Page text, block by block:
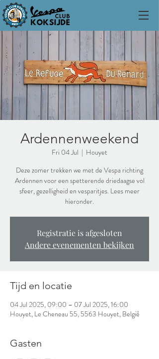
Ardennenweekend
Fri 04 Jul
  |
Houyet
Deze zomer trekken we met de Vespa richting
Ardennen voor een spetterende driedaagse vol
sfeer, gezelligheid en vesparitjes. Lees meer
hieronder.
Registratie is afgesloten
Andere evenementen bekijken
Tijd en locatie
04 Jul 2025, 09:00 – 07 Jul 2025, 16:00
Houyet, Le Cheneau 55, 5563 Houyet, België
Gasten